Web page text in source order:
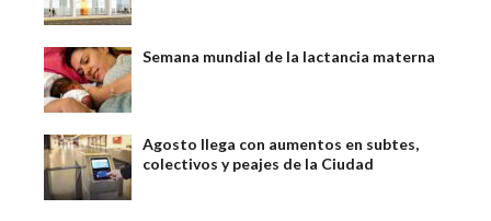
Semana mundial de la lactancia materna
Agosto llega con aumentos en subtes,
colectivos y peajes de la Ciudad